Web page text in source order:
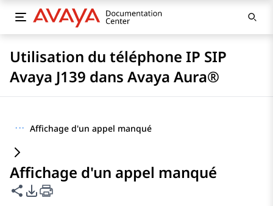
Utilisation du téléphone IP SIP
Avaya J139 dans Avaya Aura®
··· Affichage d'un appel manqué
Affichage d'un appel manqué
Partager cette page
Options d'exportation PDF